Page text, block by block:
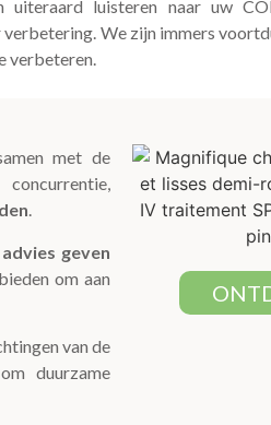
uiteraard luisteren naar uw
verbetering. We zijn immers
verbeteren.
met de
.
geven
om aan
van de
duurzame